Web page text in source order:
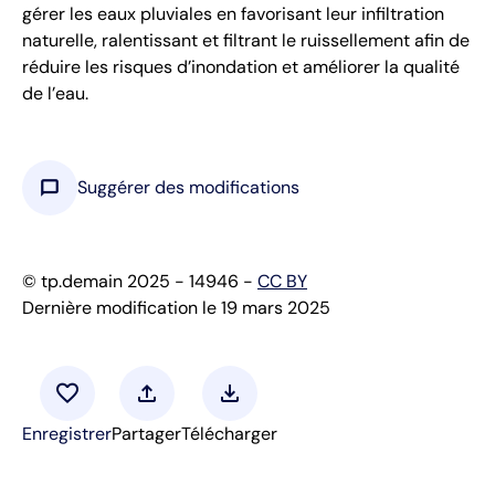
gérer les eaux pluviales en favorisant leur infiltration
naturelle, ralentissant et filtrant le ruissellement afin de
réduire les risques d’inondation et améliorer la qualité
de l’eau.
chat_bubble Suggérer des modifications
© tp.demain 2025 - 14946 - CC BY
Dernière modification le 19 mars 2025
favorite
Enregistrer
upload
Partager
download
Télécharger